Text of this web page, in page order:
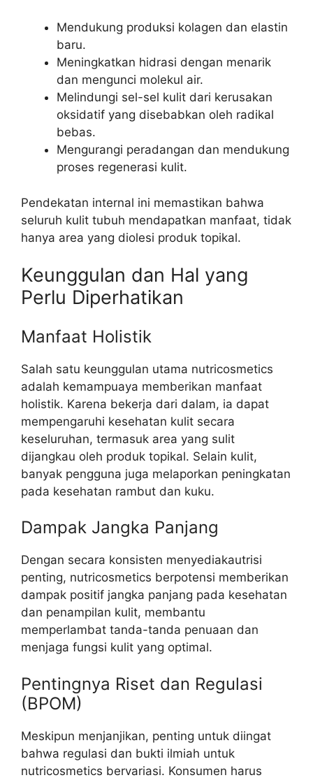
Mendukung produksi kolagen dan elastin
baru.
Meningkatkan hidrasi dengan menarik
dan mengunci molekul air.
Melindungi sel-sel kulit dari kerusakan
oksidatif yang disebabkan oleh radikal
bebas.
Mengurangi peradangan dan mendukung
proses regenerasi kulit.
Pendekatan internal ini memastikan bahwa
seluruh kulit tubuh mendapatkan manfaat, tidak
hanya area yang diolesi produk topikal.
Keunggulan dan Hal yang
Perlu Diperhatikan
Manfaat Holistik
Salah satu keunggulan utama nutricosmetics
adalah kemampuaya memberikan manfaat
holistik. Karena bekerja dari dalam, ia dapat
mempengaruhi kesehatan kulit secara
keseluruhan, termasuk area yang sulit
dijangkau oleh produk topikal. Selain kulit,
banyak pengguna juga melaporkan peningkatan
pada kesehatan rambut dan kuku.
Dampak Jangka Panjang
Dengan secara konsisten menyediakautrisi
penting, nutricosmetics berpotensi memberikan
dampak positif jangka panjang pada kesehatan
dan penampilan kulit, membantu
memperlambat tanda-tanda penuaan dan
menjaga fungsi kulit yang optimal.
Pentingnya Riset dan Regulasi
(BPOM)
Meskipun menjanjikan, penting untuk diingat
bahwa regulasi dan bukti ilmiah untuk
nutricosmetics bervariasi. Konsumen harus